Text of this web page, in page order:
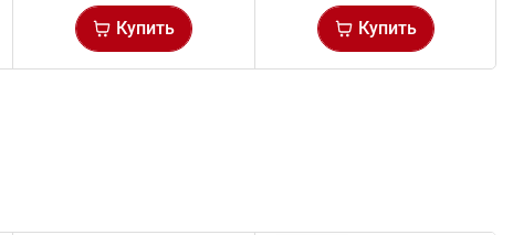
Купить
Купить